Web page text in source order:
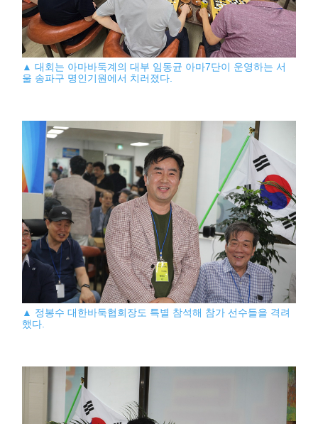
▲ 대회는 아마바둑계의 대부 임동균 아마7단이 운영하는 서
울 송파구 명인기원에서 치러졌다.
▲ 정봉수 대한바둑협회장도 특별 참석해 참가 선수들을 격려
했다.